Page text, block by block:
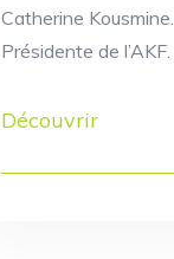
Catherine Kousmine.
Présidente de l’AKF.
Découvrir